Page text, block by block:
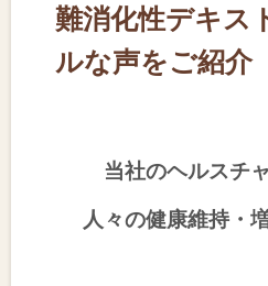
難消化性デキス
ルな声をご紹介
当社のヘルスチ
人々の健康維持・